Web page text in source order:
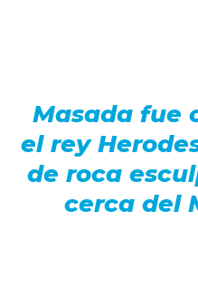
Masada fue
el rey
de roca
cerca del